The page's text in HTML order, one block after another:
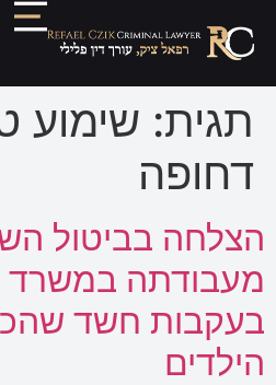
תגית: שימוע
דחופה
הצלחה בביטול
מעבודתה במשרד
בעקבות חשד
הילדים